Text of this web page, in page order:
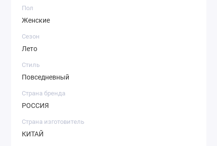
Пол
Женские
Сезон
Лето
Стиль
Повседневный
Страна бренда
РОССИЯ
Страна изготовитель
КИТАЙ